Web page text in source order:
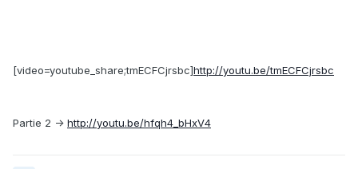
[video=youtube_share;tmECFCjrsbc]http://youtu.be/tmECFCjrsbc
Partie 2 -> http://youtu.be/hfqh4_bHxV4